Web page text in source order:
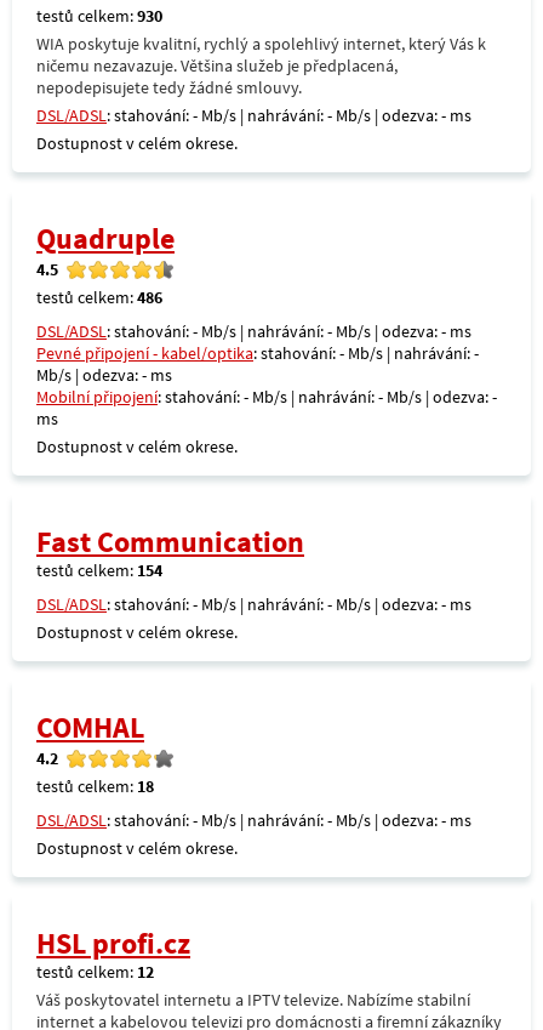
testů celkem:930
WIA poskytuje kvalitní, rychlý a spolehlivý internet, který Vás k
ničemu nezavazuje. Většina služeb je předplacená,
nepodepisujete tedy žádné smlouvy.
DSL/ADSL: stahování: - Mb/s | nahrávání: - Mb/s | odezva: - ms
Dostupnost v celém okrese.
Quadruple
4.5
testů celkem:486
DSL/ADSL: stahování: - Mb/s | nahrávání: - Mb/s | odezva: - ms
Pevné připojení - kabel/optika: stahování: - Mb/s | nahrávání: -
Mb/s | odezva: - ms
Mobilní připojení: stahování: - Mb/s | nahrávání: - Mb/s | odezva: -
ms
Dostupnost v celém okrese.
Fast Communication
testů celkem: 154
DSL/ADSL: stahování: - Mb/s | nahrávání: - Mb/s | odezva: - ms
Dostupnost v celém okrese.
COMHAL
4.2
testů celkem: 18
DSL/ADSL: stahování: - Mb/s | nahrávání: - Mb/s | odezva: - ms
Dostupnost v celém okrese.
HSL profi.cz
testů celkem: 12
Váš poskytovatel internetu a IPTV televize. Nabízíme stabilní
internet a kabelovou televizi pro domácnosti a firemní zákazníky